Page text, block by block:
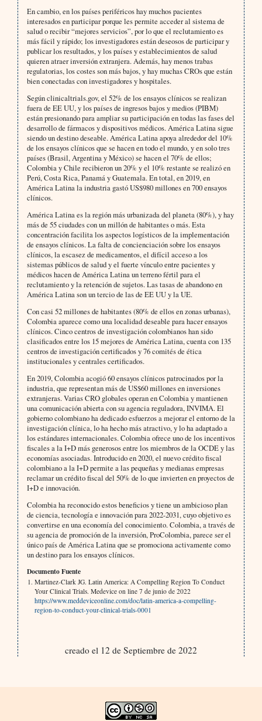
En cambio, en los países periféricos hay muchos pacientes
interesados en participar porque les permite acceder al sistema de
salud o recibir “mejores servicios”, por lo que el reclutamiento es
más fácil y rápido; los investigadores están deseosos de participar y
publicar los resultados, y los países y establecimientos de salud
quieren atraer inversión extranjera. Además, hay menos trabas
regulatorias, los costes son más bajos, y hay muchas CROs que están
bien conectadas con investigadores y hospitales.
Según clinicaltrials.gov, el 52% de los ensayos clínicos se realizan
fuera de EE UU, y los países de ingresos bajos y medios (PIBM)
están presionando para ampliar su participación en todas las fases del
desarrollo de fármacos y dispositivos médicos. América Latina sigue
siendo un destino deseable. América Latina apoya alrededor del 10%
de los ensayos clínicos que se hacen en todo el mundo, y en solo tres
países (Brasil, Argentina y México) se hacen el 70% de ellos;
Colombia y Chile recibieron un 20% y el 10% restante se realizó en
Perú, Costa Rica, Panamá y Guatemala. En total, en 2019, en
América Latina la industria gastó US$980 millones en 700 ensayos
clínicos.
América Latina es la región más urbanizada del planeta (80%), y hay
más de 55 ciudades con un millón de habitantes o más. Esta
concentración facilita los aspectos logísticos de la implementación
de ensayos clínicos. La falta de concienciación sobre los ensayos
clínicos, la escasez de medicamentos, el difícil acceso a los
sistemas públicos de salud y el fuerte vínculo entre pacientes y
médicos hacen de América Latina un terreno fértil para el
reclutamiento y la retención de sujetos. Las tasas de abandono en
América Latina son un tercio de las de EE UU y la UE.
Con casi 52 millones de habitantes (80% de ellos en zonas urbanas),
Colombia aparece como una localidad deseable para hacer ensayos
clínicos. Cinco centros de investigación colombianos han sido
clasificados entre los 15 mejores de América Latina, cuenta con 135
centros de investigación certificados y 76 comités de ética
institucionales y centrales certificados.
En 2019, Colombia acogió 60 ensayos clínicos patrocinados por la
industria, que representan más de US$60 millones en inversiones
extranjeras. Varias CRO globales operan en Colombia y mantienen
una comunicación abierta con su agencia reguladora, INVIMA. El
gobierno colombiano ha dedicado esfuerzos a mejorar el entorno de la
investigación clínica, lo ha hecho más atractivo, y lo ha adaptado a
los estándares internacionales. Colombia ofrece uno de los incentivos
fiscales a la I+D más generosos entre los miembros de la OCDE y las
economías asociadas. Introducido en 2020, el nuevo crédito fiscal
colombiano a la I+D permite a las pequeñas y medianas empresas
reclamar un crédito fiscal del 50% de lo que invierten en proyectos de
I+D e innovación.
Colombia ha reconocido estos beneficios y tiene un ambicioso plan
de ciencia, tecnología e innovación para 2022-2031, cuyo objetivo es
convertirse en una economía del conocimiento. Colombia, a través de
su agencia de promoción de la inversión, ProColombia, parece ser el
único país de América Latina que se promociona activamente como
un destino para los ensayos clínicos.
Documento Fuente
Martinez-Clark JG. Latin America: A Compelling Region To Conduct
Your Clinical Trials. Medevice on line 7 de junio de 2022
https://www.meddeviceonline.com/doc/latin-america-a-compelling-
region-to-conduct-your-clinical-trials-0001
creado el 12 de Septiembre de 2022